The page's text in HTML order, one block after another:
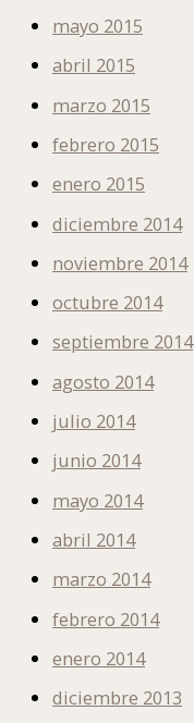
mayo 2015
abril 2015
marzo 2015
febrero 2015
enero 2015
diciembre 2014
noviembre 2014
octubre 2014
septiembre 2014
agosto 2014
julio 2014
junio 2014
mayo 2014
abril 2014
marzo 2014
febrero 2014
enero 2014
diciembre 2013